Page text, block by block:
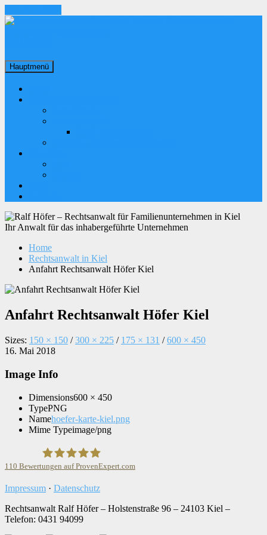
Hauptmenü
Ihr Anwalt für das inhabergeführte Unternehmen
Home
Rechtsanwalt in Kiel
Anfahrt Rechtsanwalt Höfer Kiel
Anfahrt Rechtsanwalt Höfer Kiel
Sizes: 150 × 150 / 300 × 225 / 175 × 131 / 600 × 450
16. Mai 2018
Image Info
Dimensions600 × 450
TypePNG
Namehoefer-karte-kiel.png
Mime Typeimage/png
Rechtsanwaltskanzlei Ralf Höfer
110 Bewertungen auf ProvenExpert.com
Impressum · Datenschutz
Rechtsanwalt Ralf Höfer– Holstenstraße 96 – 24103 Kiel –
Telefon: 0431 94099